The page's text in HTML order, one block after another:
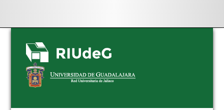
Skip
navigation